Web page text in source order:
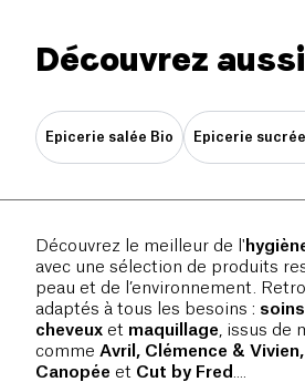
Découvrez
Epicerie salée Bio Epicerie
Découvrez le meilleur de l'
avec une sélection de produits
peau et de l’environnement.
adaptés à tous les besoins :
cheveux et maquillage , issus de
comme Avril, Clémence &
Canopée et Cut by Fred